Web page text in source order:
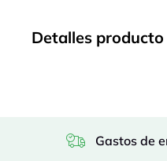
Detalles producto
Gastos de